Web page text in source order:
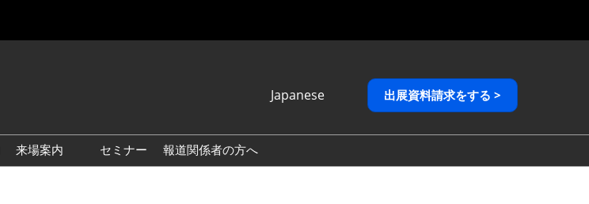
Japanese
English
繁體中文
出展資料請求をする >
来場案内
セミナー 報道関係者の方へ